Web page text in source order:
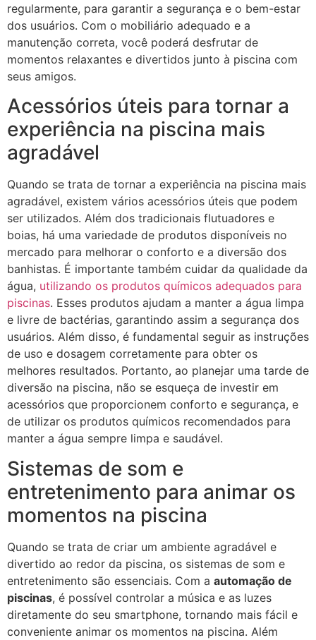
regularmente, para garantir a segurança e o bem-estar
dos usuários. Com o mobiliário adequado e a
manutenção correta, você poderá desfrutar de
momentos relaxantes e divertidos junto à piscina com
seus amigos.
Acessórios úteis para tornar a
experiência na piscina mais
agradável
Quando se trata de tornar a experiência na piscina mais
agradável, existem vários acessórios úteis que podem
ser utilizados. Além dos tradicionais flutuadores e
boias, há uma variedade de produtos disponíveis no
mercado para melhorar o conforto e a diversão dos
banhistas. É importante também cuidar da qualidade da
água, utilizando os produtos químicos adequados para
piscinas. Esses produtos ajudam a manter a água limpa
e livre de bactérias, garantindo assim a segurança dos
usuários. Além disso, é fundamental seguir as instruções
de uso e dosagem corretamente para obter os
melhores resultados. Portanto, ao planejar uma tarde de
diversão na piscina, não se esqueça de investir em
acessórios que proporcionem conforto e segurança, e
de utilizar os produtos químicos recomendados para
manter a água sempre limpa e saudável.
Sistemas de som e
entretenimento para animar os
momentos na piscina
Quando se trata de criar um ambiente agradável e
divertido ao redor da piscina, os sistemas de som e
entretenimento são essenciais. Com a automação de
piscinas, é possível controlar a música e as luzes
diretamente do seu smartphone, tornando mais fácil e
conveniente animar os momentos na piscina. Além